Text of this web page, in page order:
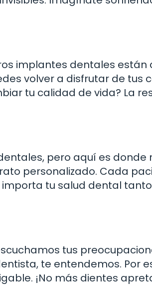
implantes dentales están
volver a disfrutar de tus
tu calidad de vida? La
pero aquí es donde
personalizado. Cada
tu salud dental
tus
te entendemos. Por
¡No más dientes